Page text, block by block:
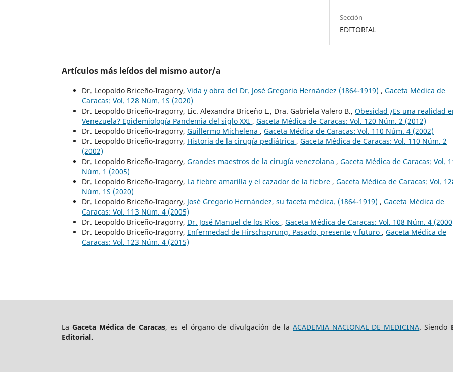
Sección
EDITORIAL
Artículos más leídos del mismo autor/a
Dr. Leopoldo Briceño-Iragorry, Vida y obra del Dr. José Gregorio Hernández (1864-1919) , Gaceta Médica de
Caracas: Vol. 128 Núm. 1S (2020)
Dr. Leopoldo Briceño-Iragorry, Lic. Alexandra Briceño L., Dra. Gabriela Valero B., Obesidad ¿Es una realidad
Venezuela? Epidemiología Pandemia del siglo XXI , Gaceta Médica de Caracas: Vol. 120 Núm. 2 (2012)
Dr. Leopoldo Briceño-Iragorry, Guillermo Michelena , Gaceta Médica de Caracas: Vol. 110 Núm. 4 (2002)
Dr. Leopoldo Briceño-Iragorry, Historia de la cirugía pediátrica , Gaceta Médica de Caracas: Vol. 110 Núm. 2
(2002)
Dr. Leopoldo Briceño-Iragorry, Grandes maestros de la cirugía venezolana , Gaceta Médica de Caracas: Vol.
Núm. 1 (2005)
Dr. Leopoldo Briceño-Iragorry, La fiebre amarilla y el cazador de la fiebre , Gaceta Médica de Caracas: Vol.
Núm. 1S (2020)
Dr. Leopoldo Briceño-Iragorry, José Gregorio Hernández, su faceta médica. (1864-1919) , Gaceta Médica de
Caracas: Vol. 113 Núm. 4 (2005)
Dr. Leopoldo Briceño-Iragorry, Dr. José Manuel de los Ríos , Gaceta Médica de Caracas: Vol. 108 Núm. 4
Dr. Leopoldo Briceño-Iragorry, Enfermedad de Hirschsprung. Pasado, presente y futuro , Gaceta Médica de
Caracas: Vol. 123 Núm. 4 (2015)
LaGaceta Médica de Caracas, es el órgano de divulgación de laACADEMIA NACIONAL DE MEDICINA. Siendo
Editorial.